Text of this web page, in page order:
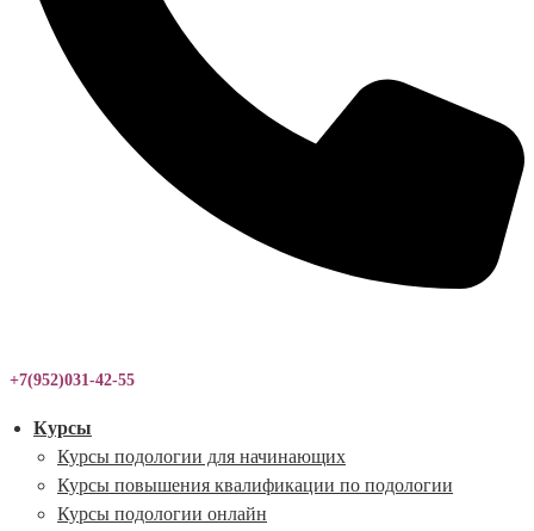
+7(952)031-42-55
Курсы
Курсы подологии для начинающих
Курсы повышения квалификации по подологии
Курсы подологии онлайн